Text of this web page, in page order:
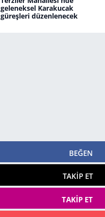
geleneksel Karakucak
güreşleri düzenlenecek
BEĞEN
TAKIP ET
TAKIP ET